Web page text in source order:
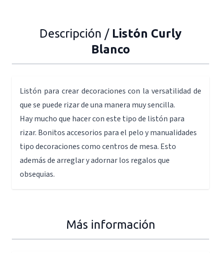
Descripción / Listón Curly
Blanco
Listón para crear decoraciones con la versatilidad de
que se puede rizar de una manera muy sencilla.
Hay mucho que hacer con este tipo de listón para
rizar. Bonitos accesorios para el pelo y manualidades
tipo decoraciones como centros de mesa. Esto
además de arreglar y adornar los regalos que
obsequias.
Más información